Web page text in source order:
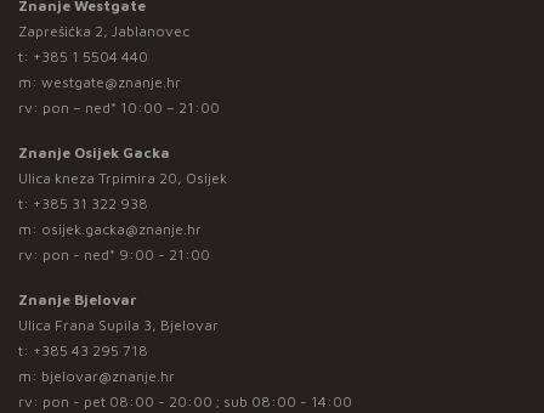
Znanje Westgate
Zaprešićka 2, Jablanovec
t: +385 1 5504 440
m: westgate@znanje.hr
rv: pon – ned* 10:00 – 21:00
Znanje Osijek Gacka
Ulica kneza Trpimira 20, Osijek
t: +385 31 322 938
m: osijek.gacka@znanje.hr
rv: pon - ned* 9:00 - 21:00
Znanje Bjelovar
Ulica Frana Supila 3, Bjelovar
t: +385 43 295 718
m: bjelovar@znanje.hr
rv: pon - pet 08:00 - 20:00 ; sub 08:00 - 14:00